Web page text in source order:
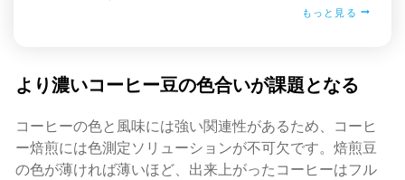
もっと見る
より濃いコーヒー豆の色合いが課題となる
コーヒーの色と風味には強い関連性があるため、コーヒ
ー焙煎には色測定ソリューションが不可欠です。焙煎豆
の色が薄ければ薄いほど、出来上がったコーヒーはフル